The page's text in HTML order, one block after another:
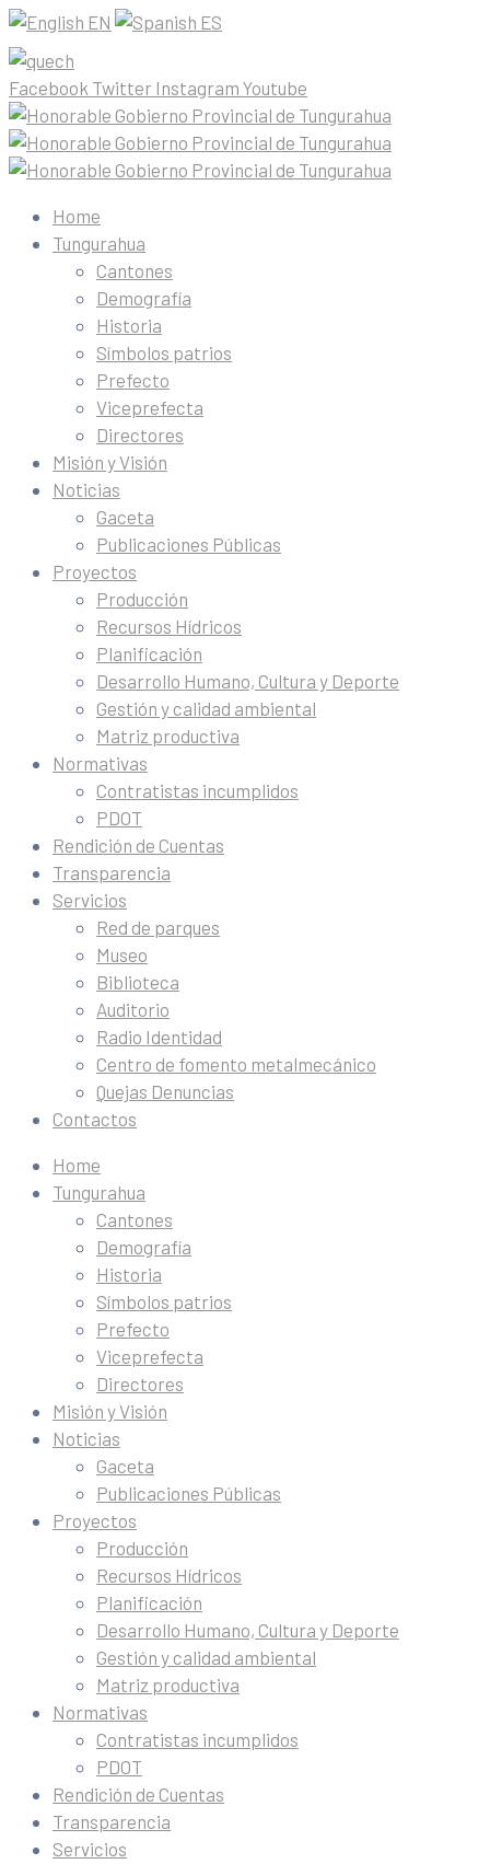
EN ES
Facebook Twitter Instagram Youtube
Home
Tungurahua
Cantones
Demografía
Historia
Símbolos patrios
Prefecto
Viceprefecta
Directores
Misión y Visión
Noticias
Gaceta
Publicaciones Públicas
Proyectos
Producción
Recursos Hídricos
Planificación
Desarrollo Humano, Cultura y Deporte
Gestión y calidad ambiental
Matriz productiva
Normativas
Contratistas incumplidos
PDOT
Rendición de Cuentas
Transparencia
Servicios
Red de parques
Museo
Biblioteca
Auditorio
Radio Identidad
Centro de fomento metalmecánico
Quejas Denuncias
Contactos
Home
Tungurahua
Cantones
Demografía
Historia
Símbolos patrios
Prefecto
Viceprefecta
Directores
Misión y Visión
Noticias
Gaceta
Publicaciones Públicas
Proyectos
Producción
Recursos Hídricos
Planificación
Desarrollo Humano, Cultura y Deporte
Gestión y calidad ambiental
Matriz productiva
Normativas
Contratistas incumplidos
PDOT
Rendición de Cuentas
Transparencia
Servicios